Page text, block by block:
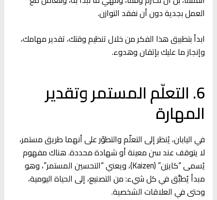
العمل بجدية دون أن نفقد التوازن.
ابدأ بتطبيق هذا الفكر من خلال تنظيم وقتك، تقدير مهامك،
وإنجاز ما عليك بإتقان وهدوء.
6. التعلّم المستمر وتقدير
المهارة
في اليابان، يُنظر إلى التعلّم والتطوّر على أنهما طريق مستمر،
لا يتوقف عند سن معينة أو شهادة محددة. هناك مفهوم
يُسمى “كايزن” (Kaizen)، ويعني “التحسين المستمر”، وهو
مبدأ يُطبَّق في كل شيء: من التصنيع، إلى الحياة اليومية،
وحتى في العلاقات الشخصية.